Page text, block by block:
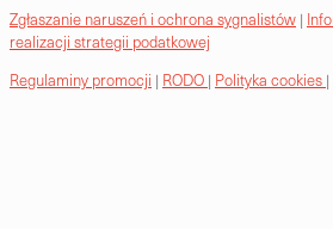
Zgłaszanie naruszeń i ochrona sygnalistów |
realizacji strategii podatkowej
Regulaminy promocji | RODO | Polityka cookies |